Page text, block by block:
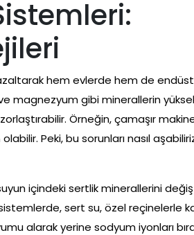
hem evlerde hem de
magnezyum gibi minerallerin
Örneğin, çamaşır
Peki, bu sorunları nasıl
içindeki sertlik minerallerini
sert su, özel reçinelerle
alarak yerine sodyum iyonları